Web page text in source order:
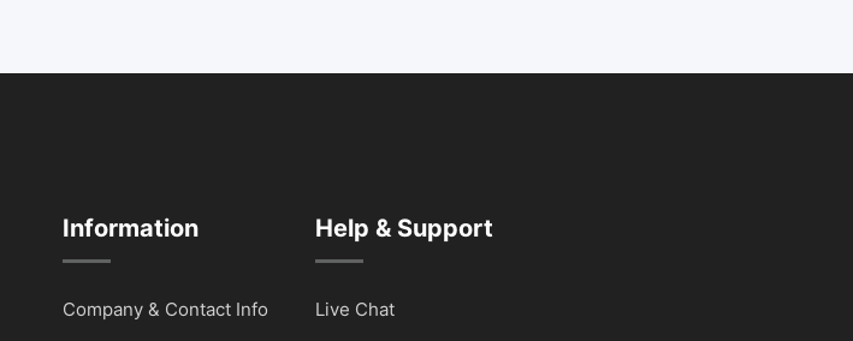
Information
Company & Contact Info
Help & Support
Live Chat